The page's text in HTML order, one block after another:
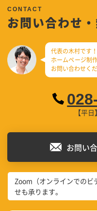
お問い合わせ
代表の木村です！
ホームページ制
お問い合わせくだ
【平
お問い
Zoom（オンラインでのビ
せも承ります。